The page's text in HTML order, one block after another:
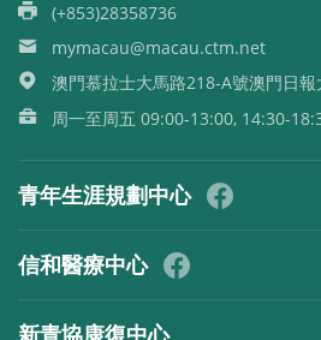
(+853)28358736
mymacau@macau.ctm.net
澳門慕拉士大馬路218-A號澳門日
周一至周五 09:00-13:00, 14:30-
青年生涯規劃中心
信和醫療中心
新青協康復中心